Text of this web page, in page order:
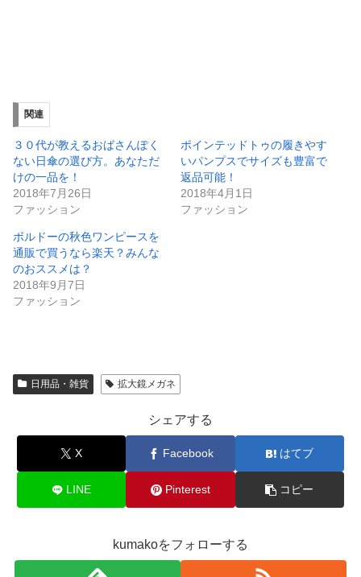
関連
３０代が教えるおばさんぽく
ない日傘の選び方。あなただ
けの一品を！
2018年7月26日
ファッション
ポインテッドトゥの履きやす
いパンプスでサイズも豊富で
返品可能！
2018年4月1日
ファッション
ボルドーの秋色ワンピースを
通販で買うなら楽天？みんな
のおススメは？
2018年9月7日
ファッション
日用品・雑貨 拡大鏡メガネ
シェアする
X Facebook はてブ
LINE Pinterest コピー
kumakoをフォローする